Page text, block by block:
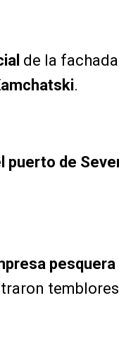
de la
.
puerto de